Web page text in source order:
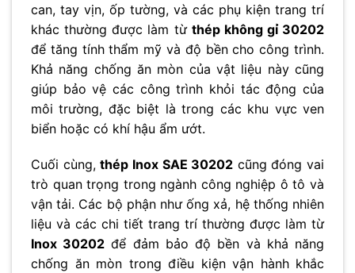
can, tay vịn, ốp tường, và các phụ kiện trang trí
khác thường được làm từ thép không gỉ 30202
để tăng tính thẩm mỹ và độ bền cho công trình.
Khả năng chống ăn mòn của vật liệu này cũng
giúp bảo vệ các công trình khỏi tác động của
môi trường, đặc biệt là trong các khu vực ven
biển hoặc có khí hậu ẩm ướt.
Cuối cùng,thép Inox SAE 30202 cũng đóng vai
trò quan trọng trong ngành công nghiệp ô tô và
vận tải. Các bộ phận như ống xả, hệ thống nhiên
liệu và các chi tiết trang trí thường được làm từ
Inox 30202 để đảm bảo độ bền và khả năng
chống ăn mòn trong điều kiện vận hành khắc